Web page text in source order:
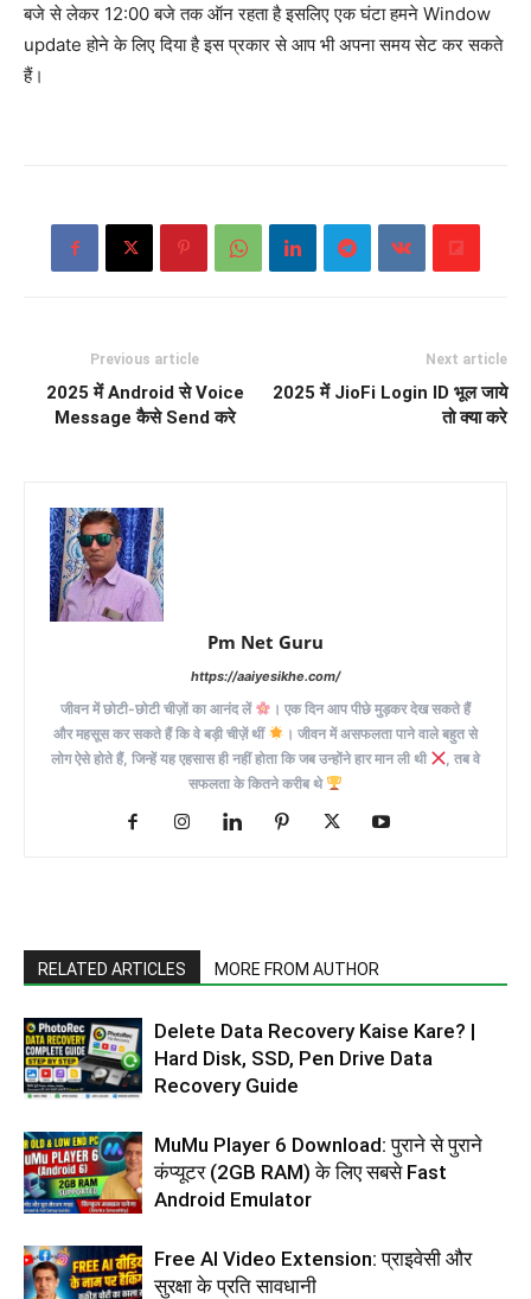
बजे से लेकर 12:00 बजे तक ऑन रहता है इसलिए एक घंटा हमने Window
update होने के लिए दिया है इस प्रकार से आप भी अपना समय सेट कर सकते
हैं।
Previous article
2025 में Android से Voice
Message कैसे Send करे
Next article
2025 में JioFi Login ID भूल जाये
तो क्या करे
Pm Net Guru
https://aaiyesikhe.com/
जीवन में छोटी-छोटी चीज़ों का आनंद लें
। एक दिन आप पीछे मुड़कर देख सकते हैं
और महसूस कर सकते हैं कि वे बड़ी चीज़ें थीं
। जीवन में असफलता पाने वाले बहुत से
लोग ऐसे होते हैं, जिन्हें यह एहसास ही नहीं होता कि जब उन्होंने हार मान ली थी
, तब वे
सफलता के कितने करीब थे
RELATED ARTICLES MORE FROM AUTHOR
Delete Data Recovery Kaise Kare? |
Hard Disk, SSD, Pen Drive Data
Recovery Guide
MuMu Player 6 Download: पुराने से पुराने
कंप्यूटर (2GB RAM) के लिए सबसे Fast
Android Emulator
Free AI Video Extension: प्राइवेसी और
सुरक्षा के प्रति सावधानी